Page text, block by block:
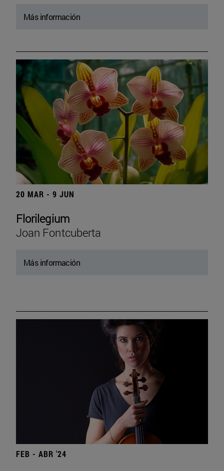
Más información
20 MAR - 9 JUN
Florilegium
Joan Fontcuberta
Más información
FEB - ABR '24